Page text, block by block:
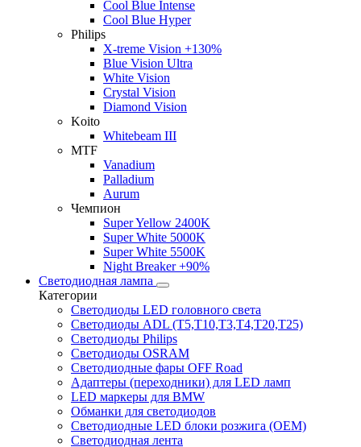
Cool Blue Intense
Cool Blue Hyper
Philips
X-treme Vision +130%
Blue Vision Ultra
White Vision
Crystal Vision
Diamond Vision
Koito
Whitebeam III
MTF
Vanadium
Palladium
Aurum
Чемпион
Super Yellow 2400K
Super White 5000K
Super White 5500K
Night Breaker +90%
Светодиодная лампа
Категории
Светодиоды LED головного света
Светодиоды ADL (T5,T10,T3,T4,T20,T25)
Светодиоды Philips
Светодиоды OSRAM
Светодиодные фары OFF Road
Адаптеры (переходники) для LED ламп
LED маркеры для BMW
Обманки для светодиодов
Светодиодные LED блоки розжига (OEM)
Светодиодная лента